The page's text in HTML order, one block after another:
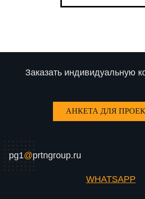
Заказать индивидуальную
АНКЕТА ДЛЯ
pg1@prtngroup.ru
WHATSAPP